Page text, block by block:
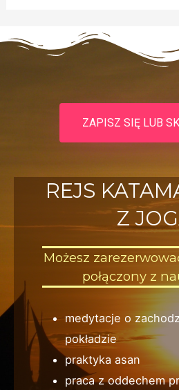
REJS
Z
Możesz
połączony z
medytacje o
pokładzie
praktyka asan
praca z oddechem
ZAPISZ SIĘ LUB